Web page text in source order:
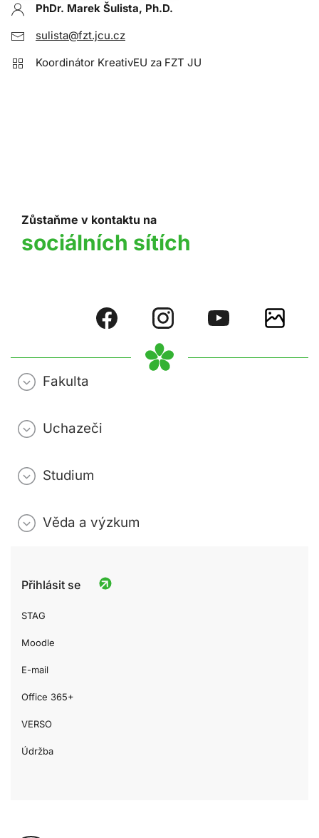
PhDr. Marek Šulista, Ph.D.
sulista@fzt.jcu.cz
Koordinátor KreativEU za FZT JU
Zůstaňme v kontaktu na
sociálních sítích
Fakulta
Uchazeči
Studium
Věda a výzkum
Přihlásit se
STAG
Moodle
E-mail
Office 365+
VERSO
Údržba